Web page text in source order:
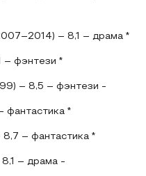
– 8,1 – драма *
– фэнтези *
– 8,5 – фэнтези -
фантастика *
– фантастика *
– драма -